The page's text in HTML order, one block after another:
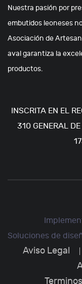
Nuestra pasión por
embutidos leoneses
Asociación de
aval garantiza la
productos.
INSCRITA EN EL
310 GENERAL
Soluciones de
Aviso Legal